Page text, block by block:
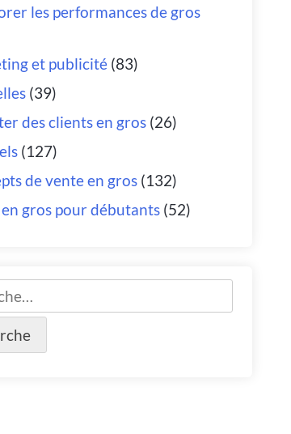
les performances de gros
et publicité (83)
(39)
des clients en gros (26)
(127)
de vente en gros (132)
gros pour débutants (52)